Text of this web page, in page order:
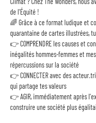
de l'Équité !
🌈 Grâce à ce format ludique et
quarantaine de cartes illustrées,
👉 COMPRENDRE les causes et
inégalités hommes-femmes et
répercussions sur la société
👉 CONNECTER avec des
qui partage tes valeurs
👉 AGIR, immédiatement après
construire une société plus